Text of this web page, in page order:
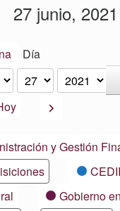
27 junio, 2021
Día
Siguiente
y Gestión
Gobierno